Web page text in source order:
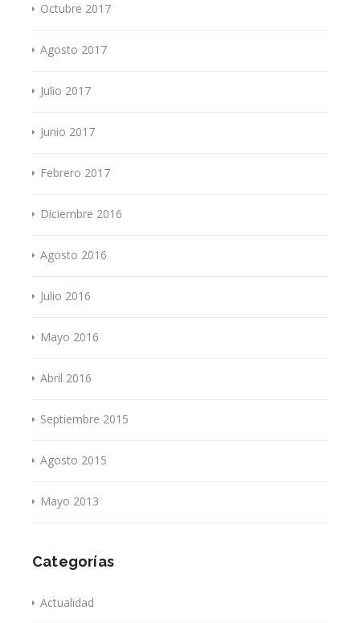
Octubre 2017
Agosto 2017
Julio 2017
Junio 2017
Febrero 2017
Diciembre 2016
Agosto 2016
Julio 2016
Mayo 2016
Abril 2016
Septiembre 2015
Agosto 2015
Mayo 2013
Categorías
Actualidad